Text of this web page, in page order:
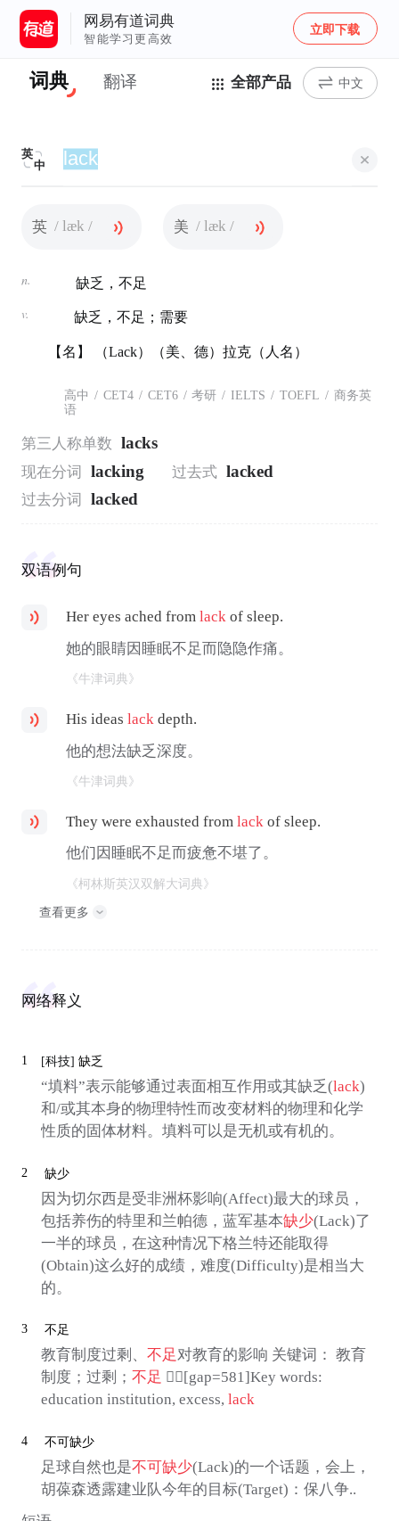
网易有道词典
智能学习更高效
立即下载
词典 翻译 全部产品 中文
英
中
英 / læk / 美 / læk /
n. 缺乏，不足
v. 缺乏，不足；需要
【名】 （Lack）（美、德）拉克（人名）
高中 / CET4 / CET6 / 考研 / IELTS / TOEFL / 商务英
语
第三人称单数 lacks
现在分词 lacking 过去式 lacked
过去分词 lacked
双语例句
Her eyes ached fromlack of sleep.
她的眼睛因睡眠不足而隐隐作痛。
《牛津词典》
His ideaslack depth.
他的想法缺乏深度。
《牛津词典》
They were exhausted fromlack of sleep.
他们因睡眠不足而疲惫不堪了。
《柯林斯英汉双解大词典》
查看更多
网络释义
1 [科技] 缺乏
“填料”表示能够通过表面相互作用或其缺乏(lack)
和/或其本身的物理特性而改变材料的物理和化学
性质的固体材料。填料可以是无机或有机的。
2 缺少
因为切尔西是受非洲杯影响(Affect)最大的球员，
包括养伤的特里和兰帕德，蓝军基本缺少(Lack)了
一半的球员，在这种情况下格兰特还能取得
(Obtain)这么好的成绩，难度(Difficulty)是相当大
的。
3 不足
教育制度过剩、 不足对教育的影响 关键词： 教育
制度；过剩； 不足 [gap=581]Key words:
education institution, excess, lack
4 不可缺少
足球自然也是不可缺少(Lack)的一个话题，会上，
胡葆森透露建业队今年的目标(Target)：保八争..